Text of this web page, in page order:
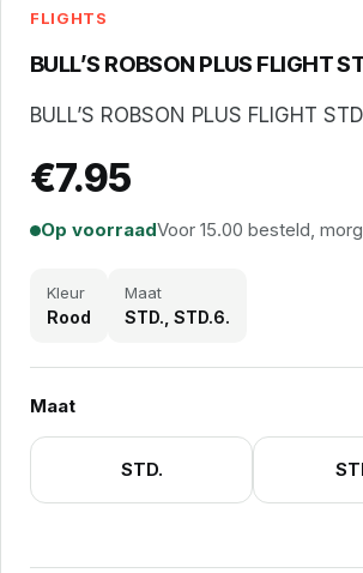
FLIGHTS
BULL’S ROBSON PLUS FLIGHT
BULL’S ROBSON PLUS FLIGHT
€7.95
Op voorraadVoor 15.00 besteld,
Kleur
Rood
Maat
STD., STD.6.
Maat
STD.